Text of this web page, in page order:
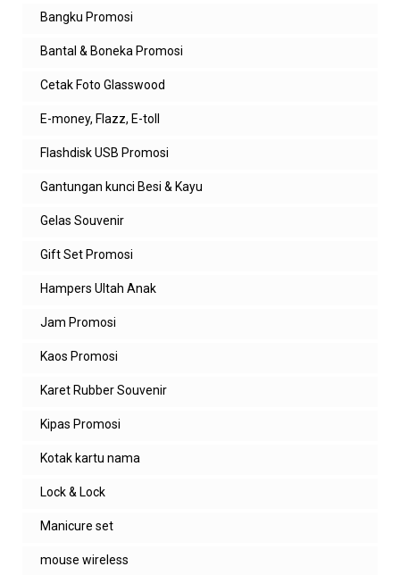
Bangku Promosi
Bantal & Boneka Promosi
Cetak Foto Glasswood
E-money, Flazz, E-toll
Flashdisk USB Promosi
Gantungan kunci Besi & Kayu
Gelas Souvenir
Gift Set Promosi
Hampers Ultah Anak
Jam Promosi
Kaos Promosi
Karet Rubber Souvenir
Kipas Promosi
Kotak kartu nama
Lock & Lock
Manicure set
mouse wireless